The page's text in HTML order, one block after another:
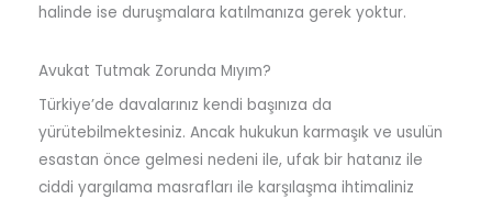
halinde ise duruşmalara katılmanıza gerek yoktur.
Avukat Tutmak Zorunda Mıyım?
Türkiye’de davalarınız kendi başınıza da
yürütebilmektesiniz. Ancak hukukun karmaşık ve usulün
esastan önce gelmesi nedeni ile, ufak bir hatanız ile
ciddi yargılama masrafları ile karşılaşma ihtimaliniz